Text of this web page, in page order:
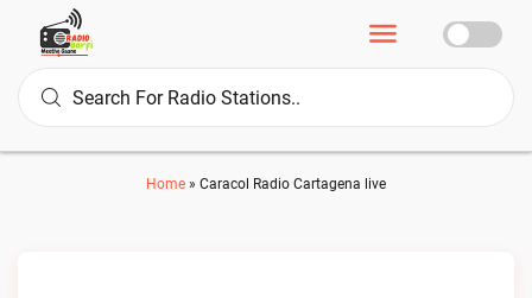
Home » Caracol Radio Cartagena live